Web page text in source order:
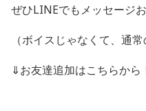
ぜひLINEでもメッセージお
（ボイスじゃなくて、通
⇓お友達追加はこちらから